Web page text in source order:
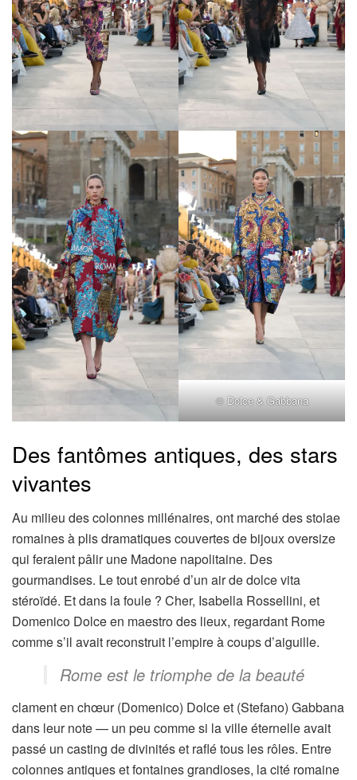
© Dolce & Gabbana
Des fantômes antiques, des stars
vivantes
Au milieu des colonnes millénaires, ont marché des stolae
romaines à plis dramatiques couvertes de bijoux oversize
qui feraient pâlir une Madone napolitaine. Des
gourmandises. Le tout enrobé d’un air de dolce vita
stéroïdé. Et dans la foule ? Cher, Isabella Rossellini, et
Domenico Dolce en maestro des lieux, regardant Rome
comme s’il avait reconstruit l’empire à coups d’aiguille.
Rome est le triomphe de la beauté
clament en chœur (Domenico) Dolce et (Stefano) Gabbana
dans leur note — un peu comme si la ville éternelle avait
passé un casting de divinités et raflé tous les rôles. Entre
colonnes antiques et fontaines grandioses, la cité romaine